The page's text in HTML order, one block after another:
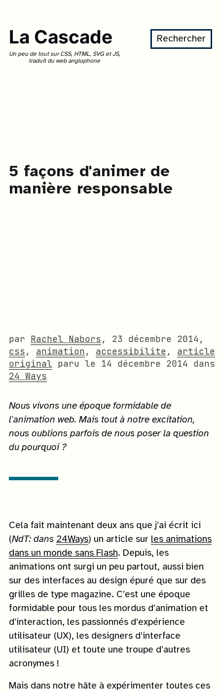
La Cascade
Un peu de tout sur CSS, HTML, SVG et JS,
traduit du web anglophone
Rechercher
5 façons d'animer de
manière responsable
par Rachel Nabors , 23 décembre 2014 ,
css , animation , accessibilite , article
original paru le 14 décembre 2014 dans
24 Ways
Nous vivons une époque formidable de
l'animation web. Mais tout à notre excitation,
nous oublions parfois de nous poser la question
du pourquoi ?
Cela fait maintenant deux ans que j’ai écrit ici
(NdT: dans 24Ways) un article sur les animations
dans un monde sans Flash. Depuis, les
animations ont surgi un peu partout, aussi bien
sur des interfaces au design épuré que sur des
grilles de type magazine. C’est une époque
formidable pour tous les mordus d’animation et
d’interaction, les passionnés d’expérience
utilisateur (UX), les designers d’interface
utilisateur (UI) et toute une troupe d’autres
acronymes !
Mais dans notre hâte à expérimenter toutes ces